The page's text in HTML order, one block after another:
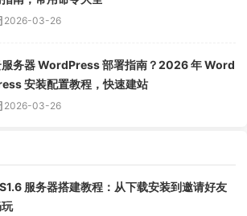
2026-03-26
务器 WordPress 部署指南？2026 年 Word
安装配置教程，快速建站
2026-03-26
服务器搭建教程：从下载安装到邀请好友